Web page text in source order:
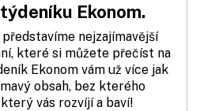
Ekonom.
nejzajímavější
které si můžete přečíst na
Ekonom vám už více jak
obsah, bez kterého
vás rozvíjí a baví!